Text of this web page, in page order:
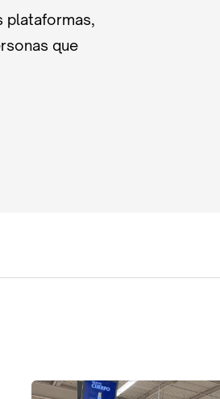
plataformas,
que